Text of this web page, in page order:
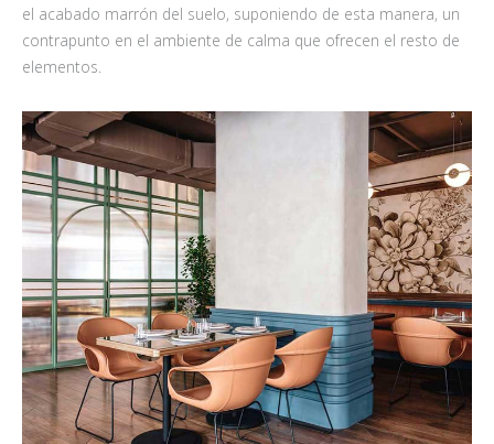
el acabado marrón del suelo, suponiendo de esta manera, un
contrapunto en el ambiente de calma que ofrecen el resto de
elementos.